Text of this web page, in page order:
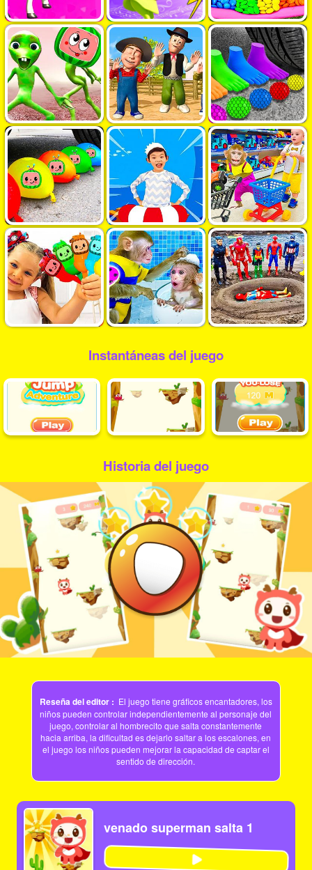
Instantáneas del juego
Historia del juego
Play
Video
Reseña del editor : El juego tiene gráficos encantadores, los
niños pueden controlar independientemente al personaje del
juego, controlar al hombrecito que salta constantemente
hacia arriba, la dificultad es dejarlo saltar a los escalones, en
el juego los niños pueden mejorar la capacidad de captar el
sentido de dirección.
venado superman salta 1